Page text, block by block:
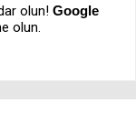
olun! Google
olun.